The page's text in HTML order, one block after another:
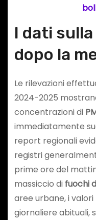
I dati
dopo la
Le rilevazioni
2024-2025
concentrazioni di
immediatamente
report regionali
registri
prime ore del
massiccio di fuochi
aree urbane, i
giornaliere abituali,